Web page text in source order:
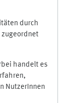
durch
zugeordnet
handelt es
NutzerInnen